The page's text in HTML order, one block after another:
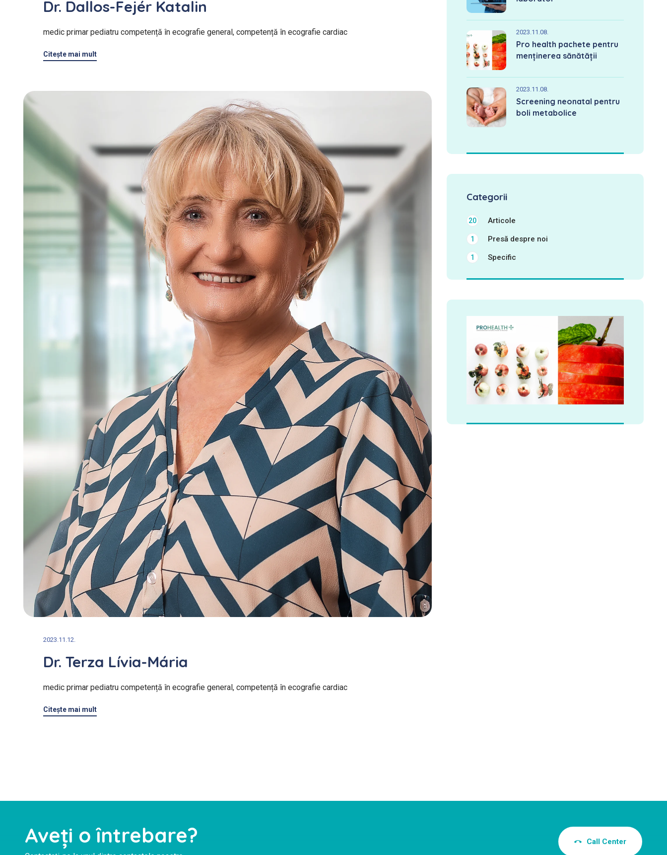
Dr. Dallos-Fejér Katalin
medic primar pediatru competență în ecografie general, competență în ecografie cardiac
Citeşte mai mult
2023.11.12.
Dr. Terza Lívia-Mária
medic primar pediatru competență în ecografie general, competență în ecografie cardiac
Citeşte mai mult
2023.11.08.
Pro health pachete pentru
menținerea sănătății
2023.11.08.
Screening neonatal pentru
boli metabolice
Categorii
Articole
20
Presă despre noi
1
Specific
1
Aveți o întrebare? Call Center